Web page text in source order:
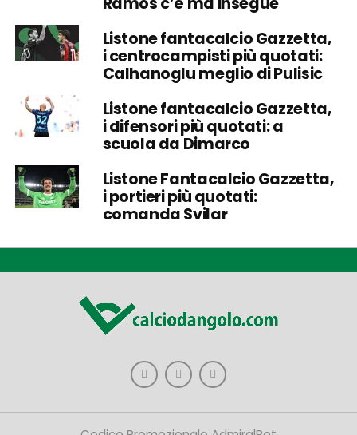
Listone fantacalcio Gazzetta,
i centrocampisti più quotati:
Calhanoglu meglio di Pulisic
Listone fantacalcio Gazzetta,
i difensori più quotati: a
scuola da Dimarco
Listone Fantacalcio Gazzetta,
i portieri più quotati:
comanda Svilar